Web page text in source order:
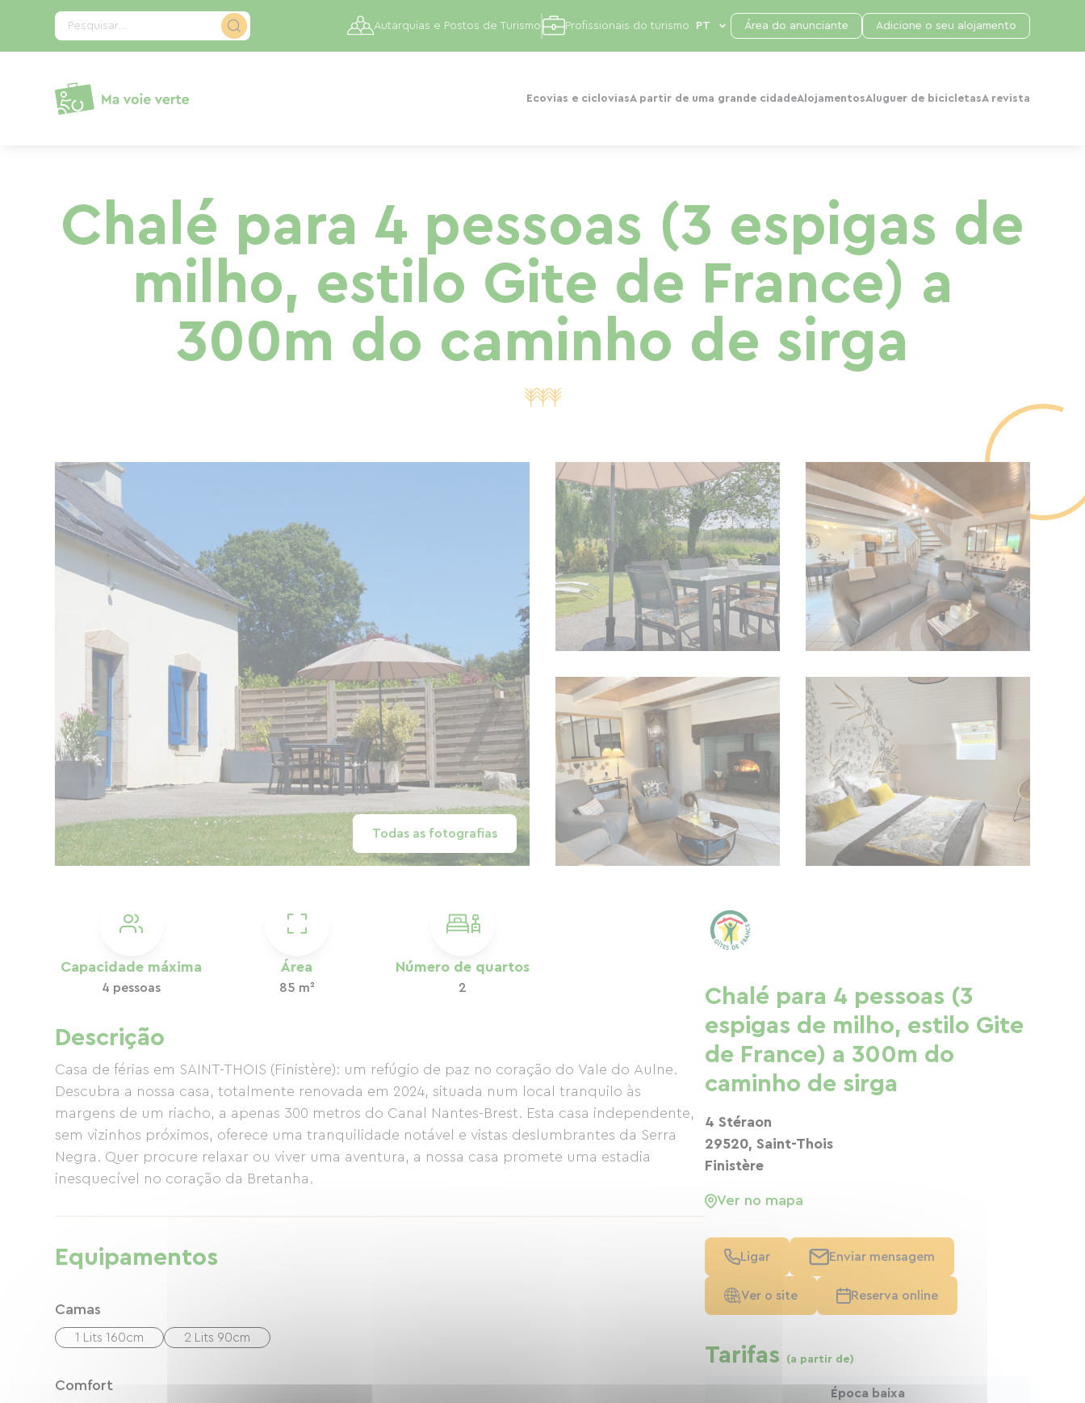
Pesquisar...
Ecovias e cicloviasA partir de uma grande cidadeAlojamentosAluguer de bicicletasA revista
Autarquias e Postos de Turismo Profissionais do turismo Área do anunciante Adicione o seu alojamento
Chalé para 4 pessoas (3 espigas de
milho, estilo Gite de France) a
300m do caminho de sirga
Todas as fotografias
Capacidade máxima
4 pessoas
Área
85 m²
Número de quartos
2
Descrição
Casa de férias em SAINT-THOIS (Finistère): um refúgio de paz no coração do Vale do Aulne.
Descubra a nossa casa, totalmente renovada em 2024, situada num local tranquilo às
margens de um riacho, a apenas 300 metros do Canal Nantes-Brest. Esta casa independente,
sem vizinhos próximos, oferece uma tranquilidade notável e vistas deslumbrantes da Serra
Negra. Quer procure relaxar ou viver uma aventura, a nossa casa promete uma estadia
inesquecível no coração da Bretanha.
Equipamentos
Camas
1 Lits 160cm 2 Lits 90cm
Comfort
Chalé para 4 pessoas (3
espigas de milho, estilo Gite
de France) a 300m do
caminho de sirga
4 Stéraon
29520, Saint-Thois
Finistère
Ver no mapa
Ligar Enviar mensagem
Ver o site Reserva online
Tarifas (a partir de)
Época baixa
Painel de Gerenciamento de Cookies